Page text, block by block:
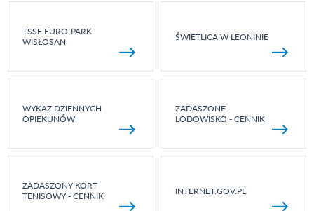
TSSE EURO-PARK
WISŁOSAN
ŚWIETLICA W LEONINIE
WYKAZ DZIENNYCH
OPIEKUNÓW
ZADASZONE
LODOWISKO - CENNIK
ZADASZONY KORT
TENISOWY - CENNIK
INTERNET.GOV.PL